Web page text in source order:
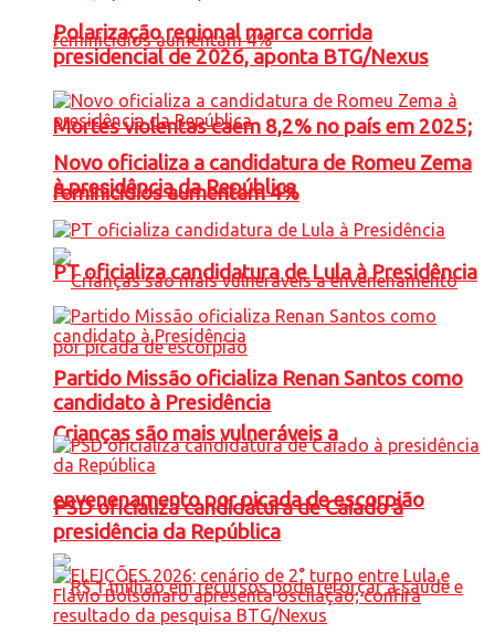
Mortes violentas caem 8,2% no país em 2025;
feminicídios aumentam 4%
Crianças são mais vulneráveis a
envenenamento por picada de escorpião
Polarização regional marca corrida
presidencial de 2026, aponta BTG/Nexus
Novo oficializa a candidatura de Romeu Zema
à presidência da República
PT oficializa candidatura de Lula à Presidência
Partido Missão oficializa Renan Santos como
candidato à Presidência
PSD oficializa candidatura de Caiado à
presidência da República